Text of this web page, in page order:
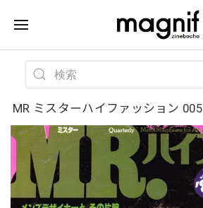
MR ミスターハイファッション 005